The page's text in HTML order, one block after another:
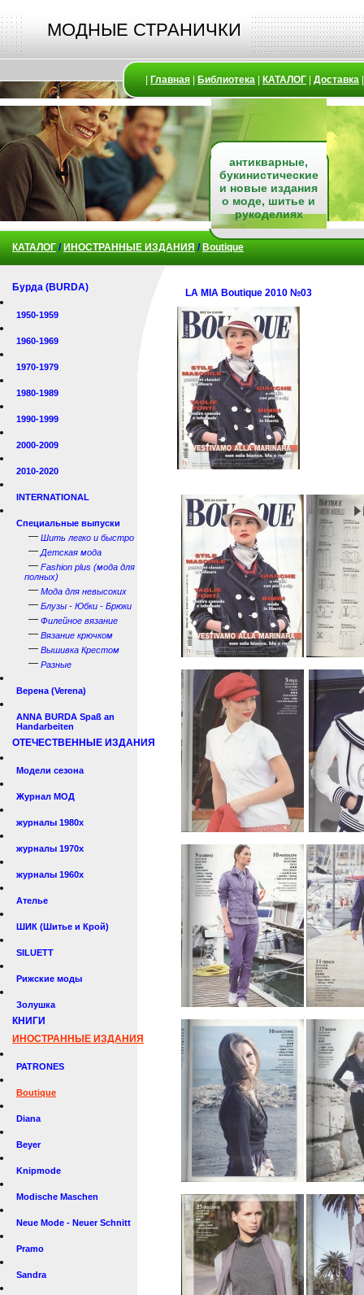
МОДНЫЕ СТРАНИЧКИ
Главная Библиотека КАТАЛОГ Доставка
антикварные,
букинистические
и новые издания
о моде, шитье и
рукоделиях
КАТАЛОГ / ИНОСТРАННЫЕ ИЗДАНИЯ / Boutique
Бурда (BURDA)
1950-1959
1960-1969
1970-1979
1980-1989
1990-1999
2000-2009
2010-2020
INTERNATIONAL
Специальные выпуски
— Шить легко и быстро
— Детская мода
— Fashion plus (мода для
полных)
— Мода для невысоких
— Блузы - Юбки - Брюки
— Филейное вязание
— Вязание крючком
— Вышивка Крестом
— Разные
Верена (Verena)
ANNA BURDA Spaß an
Handarbeiten
ОТЕЧЕСТВЕННЫЕ ИЗДАНИЯ
Модели сезона
Журнал МОД
журналы 1980х
журналы 1970х
журналы 1960х
Ателье
ШИК (Шитье и Крой)
SILUETT
Рижские моды
Золушка
КНИГИ
ИНОСТРАННЫЕ ИЗДАНИЯ
PATRONES
Boutique
Diana
Beyer
Knipmode
Modische Maschen
Neue Mode - Neuer Schnitt
Pramo
Sandra
LA MIA Boutique 2010 №03